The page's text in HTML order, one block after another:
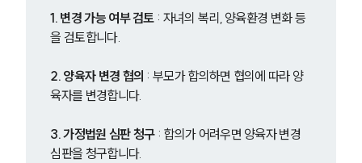
1. 변경 가능 여부 검토 : 자녀의 복리, 양육환경 변화 등
을 검토합니다.
2. 양육자 변경 협의 : 부모가 합의하면 협의에 따라 양
육자를 변경합니다.
3. 가정법원 심판 청구 : 합의가 어려우면 양육자 변경
심판을 청구합니다.